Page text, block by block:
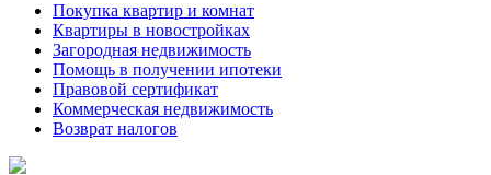
Покупка квартир и комнат
Квартиры в новостройках
Загородная недвижимость
Помощь в получении ипотеки
Правовой сертификат
Коммерческая недвижимость
Возврат налогов